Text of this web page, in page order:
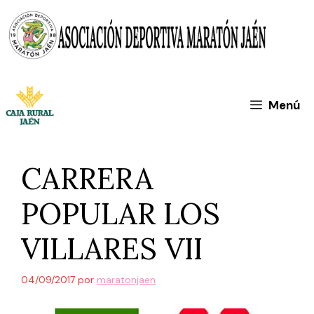
contenido
Menú
CARRERA
POPULAR LOS
VILLARES VII
04/09/2017 por maratonjaen